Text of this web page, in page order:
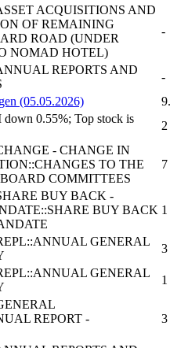
ACQUISITIONS AND
OF REMAINING
ROAD (UNDER
NOMAD HOTEL)
-
REPORTS AND
-
(05.05.2026)
0.55%; Top stock is
2
- CHANGE IN
TO THE
COMMITTEES
7
BUY BACK -
BUY BACK 1
GENERAL
3
GENERAL
1
REPORT -
3